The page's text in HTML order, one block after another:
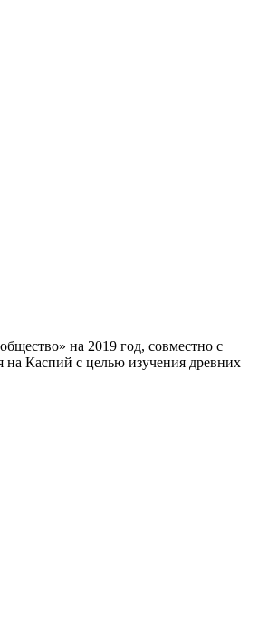
на 2019 год, совместно с
Каспий с целью изучения древних